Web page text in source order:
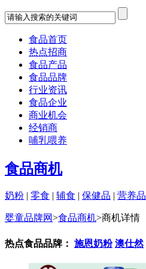
食品首页
热点招商
食品产品
食品品牌
行业资讯
食品企业
商业机会
经销商
哺乳喂养
食品商机
奶粉 | 零食 | 辅食 | 保健品 | 营养品
婴童品牌网>食品商机>商机详情
热点食品品牌： 施恩奶粉 澳仕然